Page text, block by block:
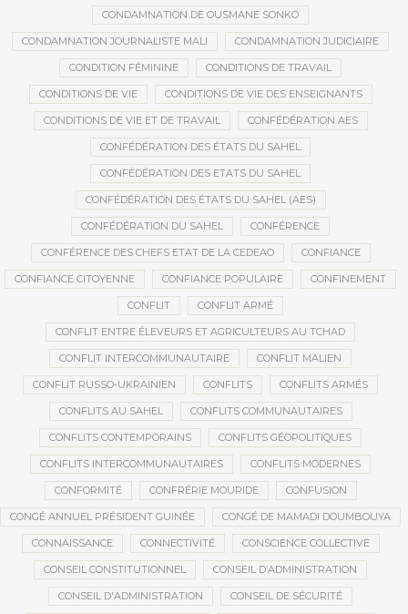
CONDAMNATION DE OUSMANE SONKO
CONDAMNATION JOURNALISTE MALI CONDAMNATION JUDICIAIRE
CONDITION FÉMININE CONDITIONS DE TRAVAIL
CONDITIONS DE VIE CONDITIONS DE VIE DES ENSEIGNANTS
CONDITIONS DE VIE ET DE TRAVAIL CONFÉDÉRATION AES
CONFÉDÉRATION DES ÉTATS DU SAHEL
CONFÉDÉRATION DES ETATS DU SAHEL
CONFÉDÉRATION DES ÉTATS DU SAHEL (AES)
CONFÉDÉRATION DU SAHEL CONFÉRENCE
CONFÉRENCE DES CHEFS ETAT DE LA CEDEAO CONFIANCE
CONFIANCE CITOYENNE CONFIANCE POPULAIRE CONFINEMENT
CONFLIT CONFLIT ARMÉ
CONFLIT ENTRE ÉLEVEURS ET AGRICULTEURS AU TCHAD
CONFLIT INTERCOMMUNAUTAIRE CONFLIT MALIEN
CONFLIT RUSSO-UKRAINIEN CONFLITS CONFLITS ARMÉS
CONFLITS AU SAHEL CONFLITS COMMUNAUTAIRES
CONFLITS CONTEMPORAINS CONFLITS GÉOPOLITIQUES
CONFLITS INTERCOMMUNAUTAIRES CONFLITS MODERNES
CONFORMITÉ CONFRÉRIE MOURIDE CONFUSION
CONGÉ ANNUEL PRÉSIDENT GUINÉE CONGÉ DE MAMADI DOUMBOUYA
CONNAISSANCE CONNECTIVITÉ CONSCIENCE COLLECTIVE
CONSEIL CONSTITUTIONNEL CONSEIL D’ADMINISTRATION
CONSEIL D'ADMINISTRATION CONSEIL DE SÉCURITÉ